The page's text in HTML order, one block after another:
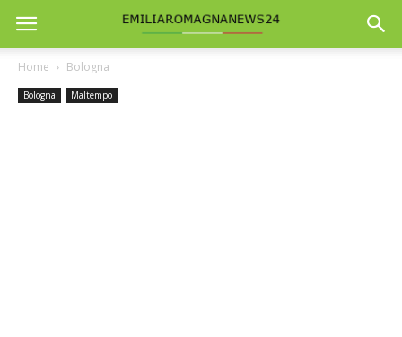
Home Bologna
Bologna Maltempo